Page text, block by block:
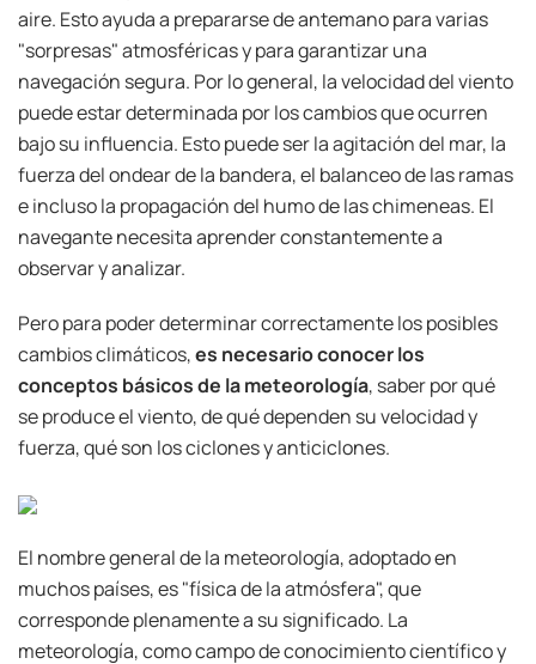
aire. Esto ayuda a prepararse de antemano para varias
"sorpresas" atmosféricas y para garantizar una
navegación segura. Por lo general, la velocidad del viento
puede estar determinada por los cambios que ocurren
bajo su influencia. Esto puede ser la agitación del mar, la
fuerza del ondear de la bandera, el balanceo de las ramas
e incluso la propagación del humo de las chimeneas. El
navegante necesita aprender constantemente a
observar y analizar.
Pero para poder determinar correctamente los posibles
cambios climáticos,es necesario conocer los
conceptos básicos de la meteorología, saber por qué
se produce el viento, de qué dependen su velocidad y
fuerza, qué son los ciclones y anticiclones.
El nombre general de la meteorología, adoptado en
muchos países, es "física de la atmósfera", que
corresponde plenamente a su significado. La
meteorología, como campo de conocimiento científico y